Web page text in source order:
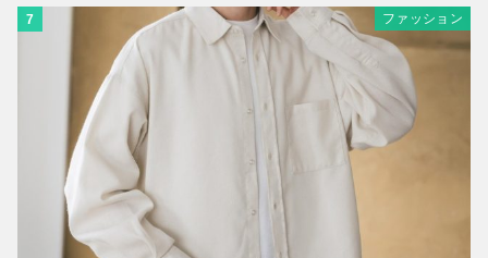
7 ファッション